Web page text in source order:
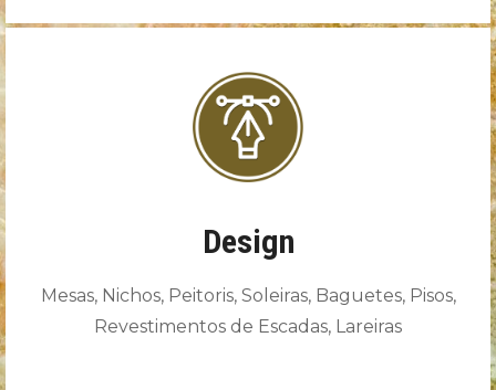
Design
Mesas, Nichos, Peitoris, Soleiras, Baguetes, Pisos,
Revestimentos de Escadas, Lareiras